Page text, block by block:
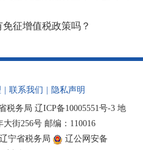
征增值税政策吗？
联系我们
隐私声明
税务局 辽ICP备10005551号-3 地
街256号 邮编：110016
宁省税务局
辽公网安备